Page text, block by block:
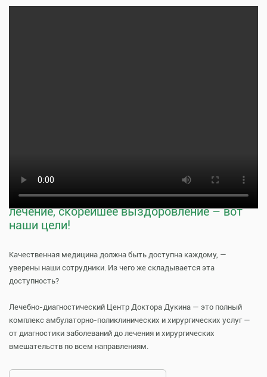
Тщательная профилактика, качественное
лечение, скорейшее выздоровление – вот
наши цели!
Качественная медицина должна быть доступна каждому, —
уверены наши сотрудники. Из чего же складывается эта
доступность?
Лечебно-диагностический Центр Доктора Дукина — это полный
комплекс амбулаторно-поликлинических и хирургических услуг —
от диагностики заболеваний до лечения и хирургических
вмешательств по всем направлениям.